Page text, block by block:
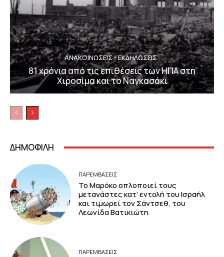
ΑΝΑΚΟΙΝΩΣΕΙΣ - ΕΚΔΗΛΩΣΕΙΣ
81 χρόνια από τις επιθέσεις των ΗΠΑ στη
Χιροσίμα και το Ναγκασάκι
ΔΗΜΟΦΙΛΗ
ΠΑΡΕΜΒΑΣΕΙΣ
Το Μαρόκο οπλοποιεί τους
μετανάστες κατ’ εντολή του Ισραήλ
και τιμωρεί τον Σάντσεθ, του
Λεωνίδα Βατικιώτη
ΠΑΡΕΜΒΑΣΕΙΣ